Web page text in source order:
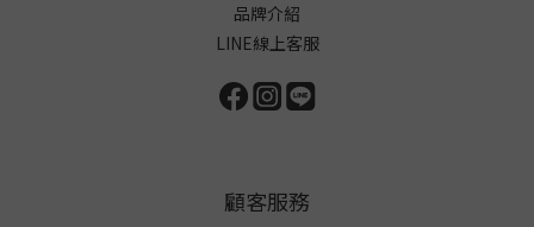
品牌介紹
LINE線上客服
顧客服務